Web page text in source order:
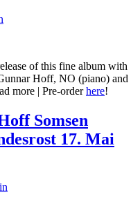
of this fine album with
Hoff, NO (piano) and
more | Pre-orderhere!
Somsen
17. Mai